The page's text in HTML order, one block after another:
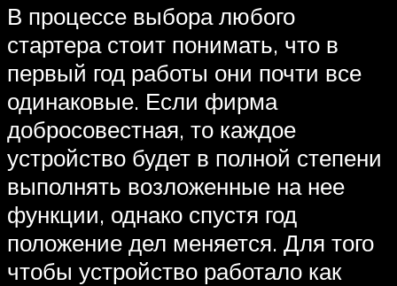
В процессе выбора любого
стартера стоит понимать, что в
первый год работы они почти все
одинаковые. Если фирма
добросовестная, то каждое
устройство будет в полной степени
выполнять возложенные на нее
функции, однако спустя год
положение дел меняется. Для того
чтобы устройство работало как